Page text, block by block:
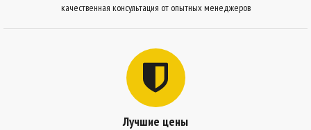
качественная консультация от опытных менеджеров
Лучшие цены